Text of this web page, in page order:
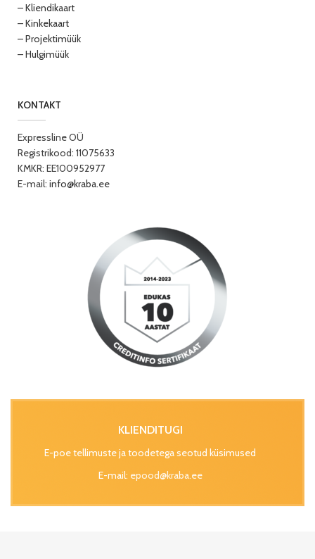
– Kliendikaart
– Kinkekaart
– Projektimüük
– Hulgimüük
KONTAKT
Expressline OÜ
Registrikood: 11075633
KMKR: EE100952977
E-mail: info@kraba.ee
KLIENDITUGI
E-poe tellimuste ja toodetega seotud küsimused
E-mail: epood@kraba.ee